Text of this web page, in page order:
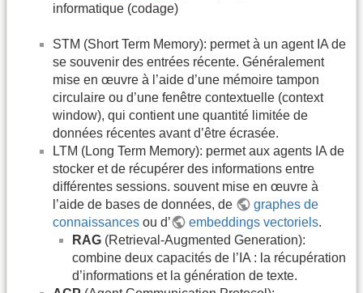
informatique (codage)
STM (Short Term Memory): permet à un agent IA de
se souvenir des entrées récente. Généralement
mise en œuvre à l’aide d’une mémoire tampon
circulaire ou d’une fenêtre contextuelle (context
window), qui contient une quantité limitée de
données récentes avant d’être écrasée.
LTM (Long Term Memory): permet aux agents IA de
stocker et de récupérer des informations entre
différentes sessions. souvent mise en œuvre à
l’aide de bases de données, de
graphes de
connaissances ou d’ embeddings vectoriels.
RAG (Retrieval-Augmented Generation):
combine deux capacités de l’IA : la récupération
d’informations et la génération de texte.